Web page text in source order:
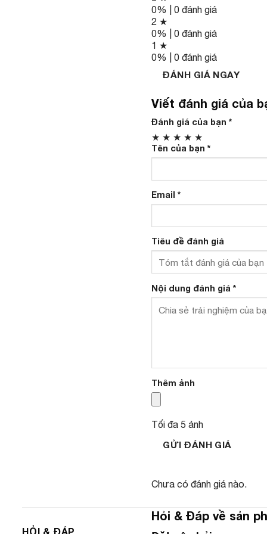
0% | 0 đánh giá
2 ★
0% | 0 đánh giá
1 ★
0% | 0 đánh giá
ĐÁNH GIÁ NGAY
Viết đánh giá của
Đánh giá của bạn *
★ ★ ★ ★ ★
Tên của bạn *
Email *
Tiêu đề đánh giá
Nội dung đánh giá *
Thêm ảnh
Tối đa 5 ảnh
GỬI ĐÁNH GIÁ
Chưa có đánh giá nào.
HỎI & ĐÁP
Hỏi & Đáp về sản